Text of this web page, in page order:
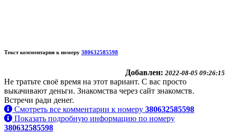
Текст комментария к номеру 380632585598
Добавлен: 2022-08-05 09:26:15
Не тратьте своё время на этот вариант. С вас просто
выкачивают деньги. Знакомства через сайт знакомств.
Встречи ради денег.
Смотреть все комментарии к номеру 380632585598
Показать подробную информацию по номеру
380632585598